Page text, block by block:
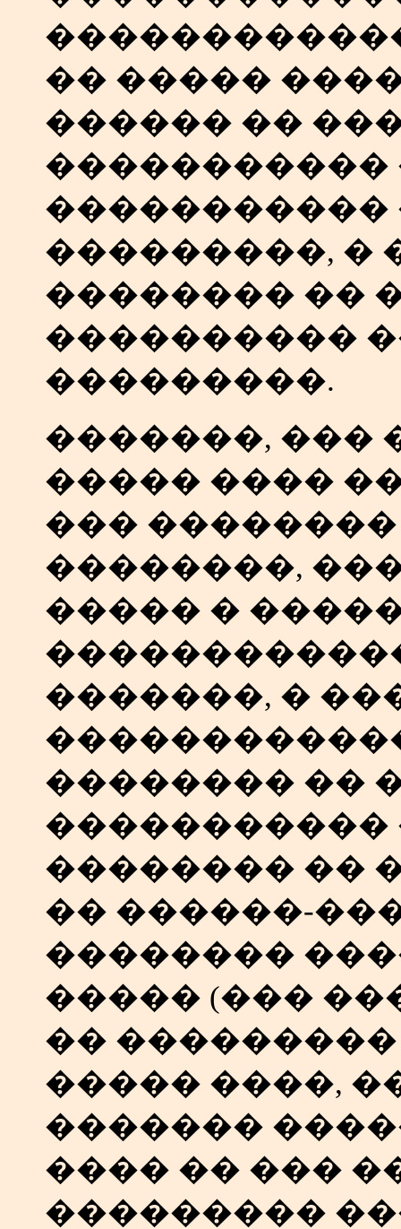
�� �����
������ ��
�����������
�����������
���������, �
�������� ��
����������
���������.
�������, ���
����� ����
���
��������,
����� �
�������, �
�������� ��
�����������
�������� ��
�� ������-
��������
����� (���
��
����� ����,
�������
���� �� ���
���������